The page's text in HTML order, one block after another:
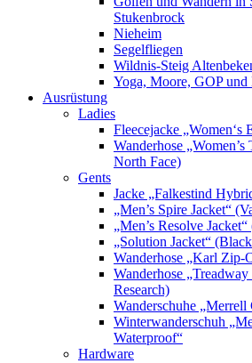
Stukenbrock
Nieheim
Segelfliegen
Wildnis-Steig
Yoga, Moore, GOP und
Ausrüstung
Ladies
Fleecejacke „Women‘s
Wanderhose
North Face)
Gents
Jacke „Falkestind
„Men’s Spire Jacket“
„Men’s Resolve
„Solution Jacket“
Wanderhose „Karl Zip-
Wanderhose
Research)
Wanderschuhe
Winterwanderschuh
Waterproof“
Hardware